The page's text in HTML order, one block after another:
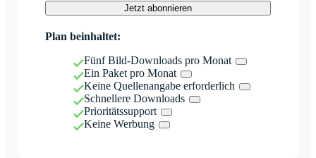
Jetzt abonnieren
Plan beinhaltet:
Fünf Bild-Downloads pro Monat
Ein Paket pro Monat
Keine Quellenangabe erforderlich
Schnellere Downloads
Prioritätssupport
Keine Werbung